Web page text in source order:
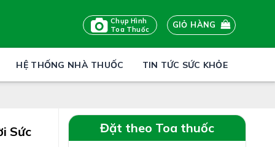
Chụp Hình
Toa Thuốc
GIỎ HÀNG
HỆ THỐNG NHÀ THUỐC TIN TỨC SỨC KHỎE
Đặt theo Toa thuốc
Sức